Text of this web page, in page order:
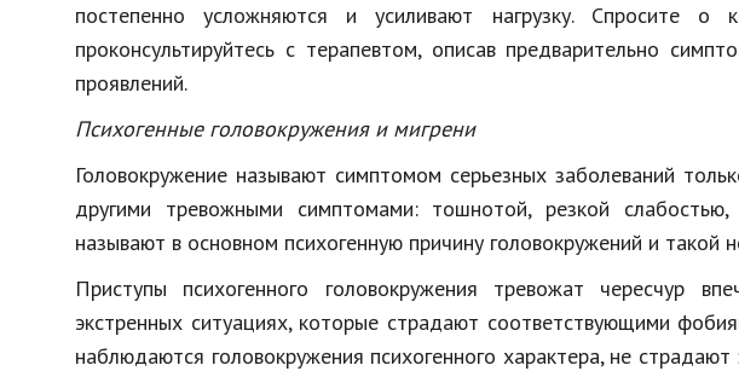
постепенно усложняются и усиливают нагрузку. Спросите о
проконсультируйтесь с терапевтом, описав предварительно
проявлений.
Психогенные головокружения и мигрени
Головокружение называют симптомом серьезных заболеваний
другими тревожными симптомами: тошнотой, резкой
называют в основном психогенную причину головокружений и такой
Приступы психогенного головокружения тревожат чересчур
экстренных ситуациях, которые страдают соответствующими
наблюдаются головокружения психогенного характера, не